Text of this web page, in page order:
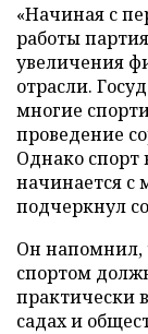
«Начиная с
работы
увеличения
отрасли.
многие
проведение
Однако спорт
начинается с
подчеркнул
Он напомнил,
спортом
практически
садах и